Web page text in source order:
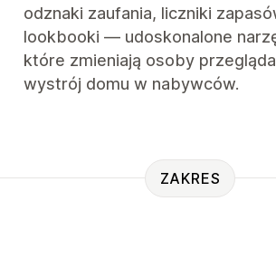
odznaki zaufania, liczniki
lookbooki — udoskonalone
które zmieniają osoby
wystrój domu w nabywców.
ZAKRES